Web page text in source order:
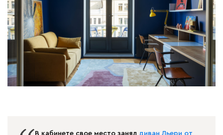
В кабинете свое место занял диван Льери от